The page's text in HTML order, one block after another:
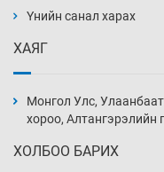
9 цаг
Үнийн санал харах
ХАЯГ
Монгол Улс,
хороо, Алтангэрэлийн
ХОЛБОО БАРИХ